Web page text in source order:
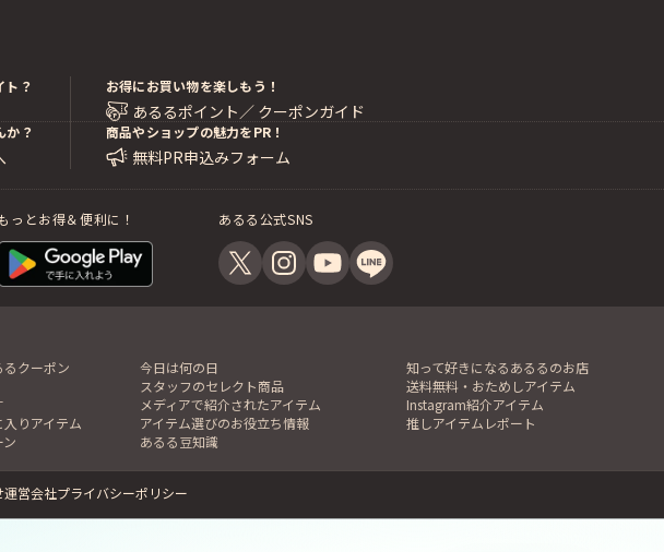
ト？ お得にお買い物を楽しもう！
あるるポイント／ クーポンガイド
か？ 商品やショップの魅力をPR！
無料PR申込みフォーム
っとお得＆便利に！ あるる公式SNS
クーポン
今日は何の日
知って好きになるあるるのお店
スタッフのセレクト商品
送料無料・おためしアイテム
メディアで紹介されたアイテム
Instagram紹介アイテム
りアイテム
アイテム選びのお役立ち情報
推しアイテムレポート
あるる豆知識
運営会社プライバシーポリシー